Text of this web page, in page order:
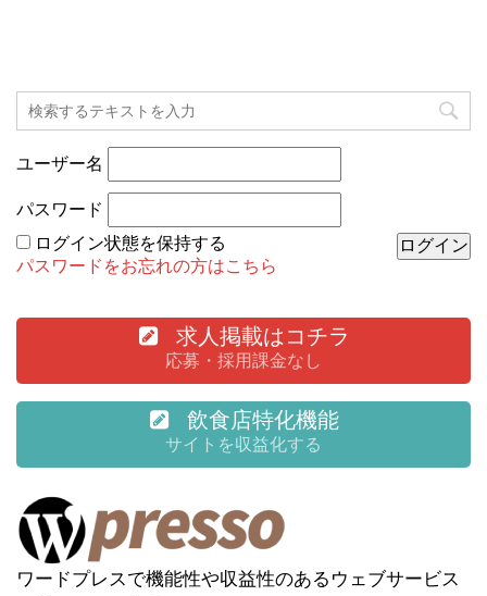
ユーザー名
パスワード
ログイン状態を保持する
パスワードをお忘れの方はこちら
求人掲載はコチラ
応募・採用課金なし
飲食店特化機能
サイトを収益化する
ワードプレスで機能性や収益性のあるウェブサービス